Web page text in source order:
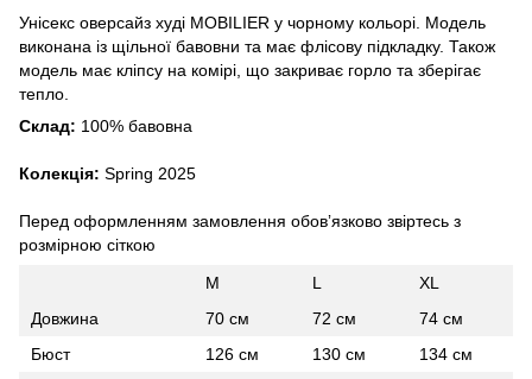
Унісекс оверсайз худі MOBILIER у чорному кольорі. Модель
виконана із щільної бавовни та має флісову підкладку. Також
модель має кліпсу на комірі, що закриває горло та зберігає
тепло.
Склад: 100% бавовна
Колекція: Spring 2025
Перед оформленням замовлення обовʼязково звіртесь з
розмірною сіткою
M
L
XL
Довжина
70 см 72 см
74 см
Бюст
126 см 130 см
134 см